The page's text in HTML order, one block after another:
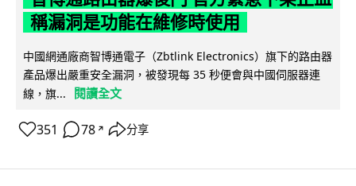
稱漏洞是功能在維修時使用
中國網通廠商智博通電子（Zbtlink Electronics）旗下的路由器
產品爆出嚴重安全漏洞，被發現每 35 秒便會與中國伺服器連
線，旗...
閱讀全文
351 78 ↗ 分享